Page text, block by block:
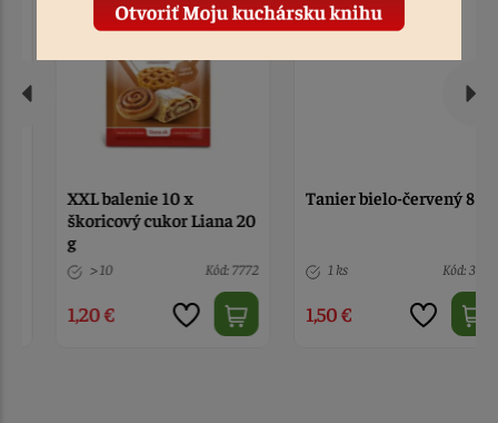
XXL balenie 10 x
škoricový cukor Liana 20
> 10 Kód: 7772
1,20 €
Tanier bielo-červený 8 ks
1 ks Kód: 3120
1,50 €